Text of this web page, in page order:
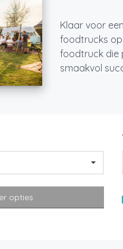
Klaar voor
foodtrucks
foodtruck die
smaakvol
opties